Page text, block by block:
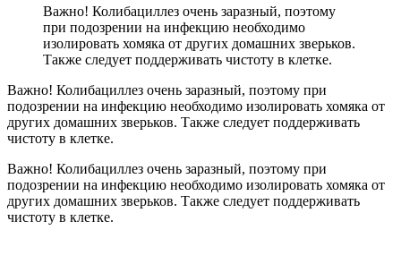
Важно! Колибациллез очень заразный, поэтому
при подозрении на инфекцию необходимо
изолировать хомяка от других домашних зверьков.
Также следует поддерживать чистоту в клетке.
Важно! Колибациллез очень заразный, поэтому при
подозрении на инфекцию необходимо изолировать хомяка от
других домашних зверьков. Также следует поддерживать
чистоту в клетке.
Важно! Колибациллез очень заразный, поэтому при
подозрении на инфекцию необходимо изолировать хомяка от
других домашних зверьков. Также следует поддерживать
чистоту в клетке.